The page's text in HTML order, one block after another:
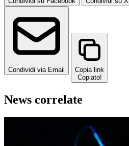
Condividi via Email
Copia link
Copiato!
News correlate